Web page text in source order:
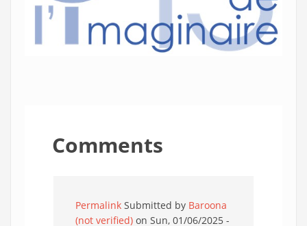
Comments
Permalink Submitted by Baroona
(not verified) on Sun, 01/06/2025 -